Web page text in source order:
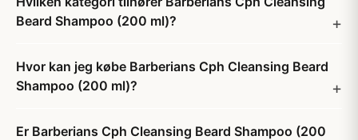
Beard Shampoo (200 ml)?
Hvor kan jeg købe Barberians Cph Cleansing Beard
Shampoo (200 ml)?
Er Barberians Cph Cleansing Beard Shampoo (200